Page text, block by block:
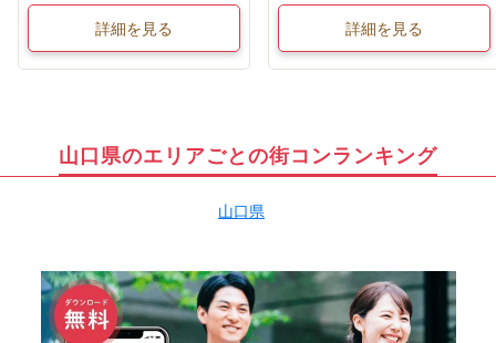
詳細を見る 詳細を見る
山口県のエリアごとの街コンランキング
山口県